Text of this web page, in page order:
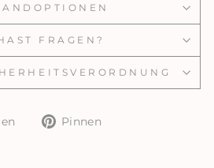
FRAGEN?
Auf
Pinnen